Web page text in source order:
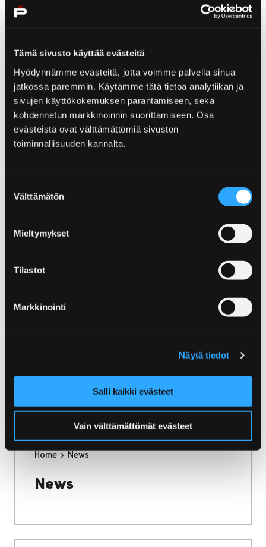
Tämä sivusto käyttää evästeitä
Hyödynnämme evästeitä, jotta voimme palvella sinua
jatkossa paremmin. Käytämme tätä tietoa analytiikan ja
sivujen käyttökokemuksen parantamiseen, sekä
kohdennetun markkinoinnin suorittamiseen. Osa
evästeistä ovat välttämättömiä sivuston
toiminnallisuuden kannalta.
valinta
Välttämätön
Mieltymykset
Tilastot
Markkinointi
Näytä tiedot
Salli kaikki evästeet
Vain välttämättömät evästeet
Home Partners Bo och Njut
Bo och Njut
Home
Se och upplev
Home
utsökt godbit med färskt kaffe eller te?
Home News
News